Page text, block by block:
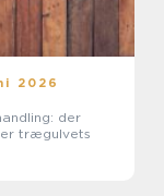
2026
der
trægulvets